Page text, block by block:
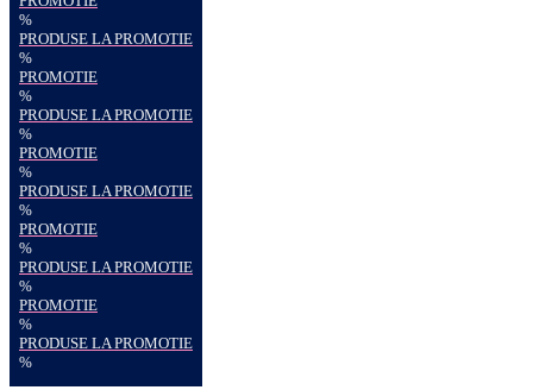
%
PRODUSE LA PROMOTIE
%
PROMOTIE
%
PRODUSE LA PROMOTIE
%
PROMOTIE
%
PRODUSE LA PROMOTIE
%
PROMOTIE
%
PRODUSE LA PROMOTIE
%
PROMOTIE
%
PRODUSE LA PROMOTIE
%